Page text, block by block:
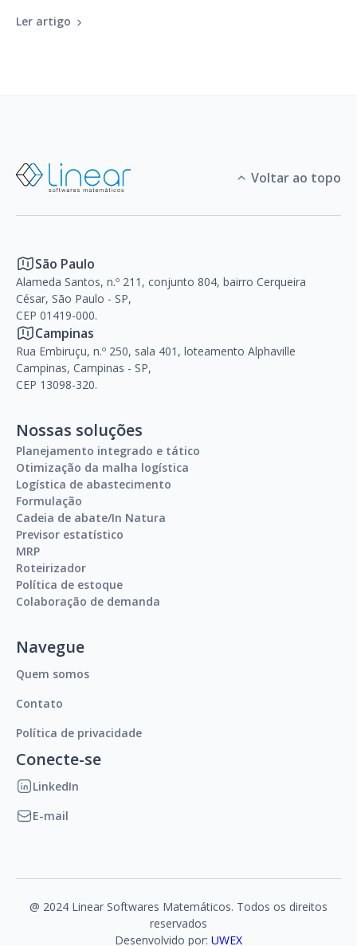
Ler artigo
Voltar ao topo
São Paulo
Alameda Santos, n.º 211, conjunto 804, bairro Cerqueira
César, São Paulo - SP,
CEP 01419-000.
Campinas
Rua Embiruçu, n.º 250, sala 401, loteamento Alphaville
Campinas, Campinas - SP,
CEP 13098-320.
Nossas soluções
Planejamento integrado e tático
Otimização da malha logística
Logística de abastecimento
Formulação
Cadeia de abate/In Natura
Previsor estatístico
MRP
Roteirizador
Política de estoque
Colaboração de demanda
Navegue
Quem somos
Contato
Política de privacidade
Conecte-se
LinkedIn
E-mail
@ 2024 Linear Softwares Matemáticos. Todos os direitos
reservados
Desenvolvido por: UWEX